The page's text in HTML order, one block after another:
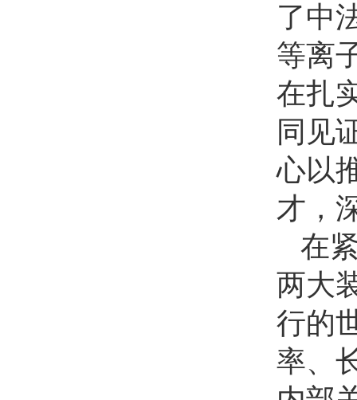
了中
等离
在扎
同见
心以
才，
在
两大
行的
率、